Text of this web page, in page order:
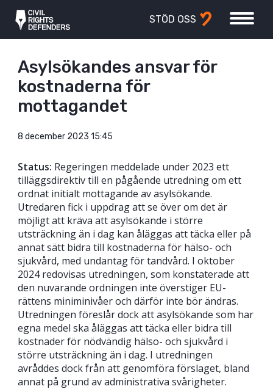
STÖD OSS
Asylsökandes ansvar för
kostnaderna för
mottagandet
8 december 2023 15:45
Status: Regeringen meddelade under 2023 ett
tilläggsdirektiv till en pågående utredning om ett
ordnat initialt mottagande av asylsökande.
Utredaren fick i uppdrag att se över om det är
möjligt att kräva att asylsökande i större
utsträckning än i dag kan åläggas att täcka eller på
annat sätt bidra till kostnaderna för hälso- och
sjukvård, med undantag för tandvård. I oktober
2024 redovisas utredningen, som konstaterade att
den nuvarande ordningen inte överstiger EU-
rättens miniminivåer och därför inte bör ändras.
Utredningen föreslår dock att asylsökande som har
egna medel ska åläggas att täcka eller bidra till
kostnader för nödvändig hälso- och sjukvård i
större utsträckning än i dag. I utredningen
avråddes dock från att genomföra förslaget, bland
annat på grund av administrativa svårigheter.